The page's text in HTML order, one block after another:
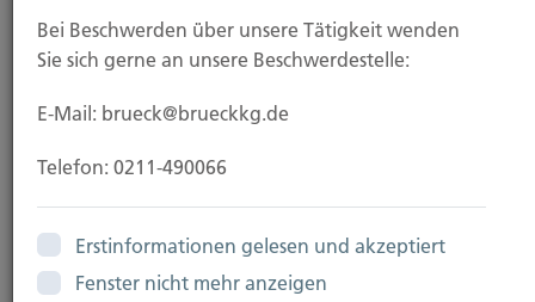
Beitragsbemessungsgrenzen steigen ab 2026
mit höheren Sozialabgaben rechnen. Grund ist die...
Weiterlesen
Bei Beschwerden über unsere Tätigkeit wenden
Sie sich gerne an unsere Beschwerdestelle:
E-Mail: brueck@brueckkg.de
Telefon: 0211-490066
Erstinformationen gelesen und akzeptiert
Fenster nicht mehr anzeigen